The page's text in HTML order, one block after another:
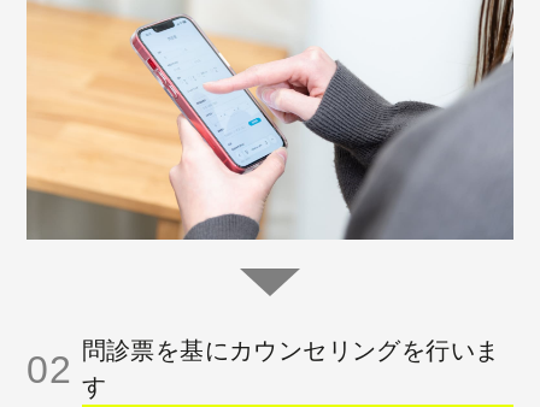
02 問診票を基にカウンセリングを行いま
す